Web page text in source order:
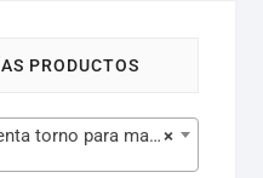
PRODUCTOS
×
para maquinaria (629)